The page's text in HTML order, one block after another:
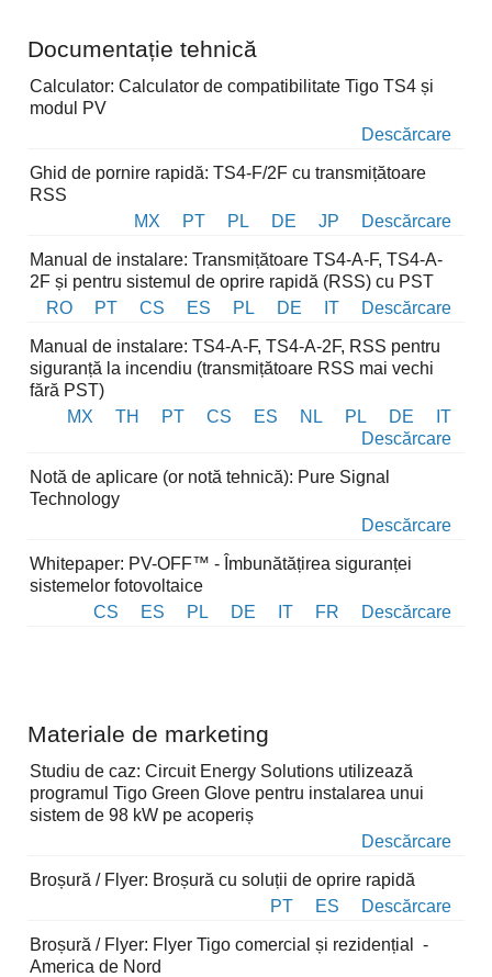
Documentație tehnică
Calculator: Calculator de compatibilitate Tigo TS4 și
modul PV
Descărcare
Ghid de pornire rapidă: TS4-F/2F cu transmițătoare
RSS
MX
PT PL DE JP Descărcare
Manual de instalare: Transmițătoare TS4-A-F, TS4-A-
2F și pentru sistemul de oprire rapidă (RSS) cu PST
RO
PT CS ES PL DE IT Descărcare
Manual de instalare: TS4-A-F, TS4-A-2F, RSS pentru
siguranță la incendiu (transmițătoare RSS mai vechi
fără PST)
MX
TH PT CS ES NL PL DE
IT
Descărcare
Notă de aplicare (or notă tehnică): Pure Signal
Technology
Descărcare
Whitepaper: PV-OFF™ - Îmbunătățirea siguranței
sistemelor fotovoltaice
CS
ES PL DE IT FR Descărcare
Materiale de marketing
Studiu de caz: Circuit Energy Solutions utilizează
programul Tigo Green Glove pentru instalarea unui
sistem de 98 kW pe acoperiș
Descărcare
Broșură / Flyer: Broșură cu soluții de oprire rapidă
PT
ES Descărcare
Broșură / Flyer: Flyer Tigo comercial și rezidențial -
America de Nord